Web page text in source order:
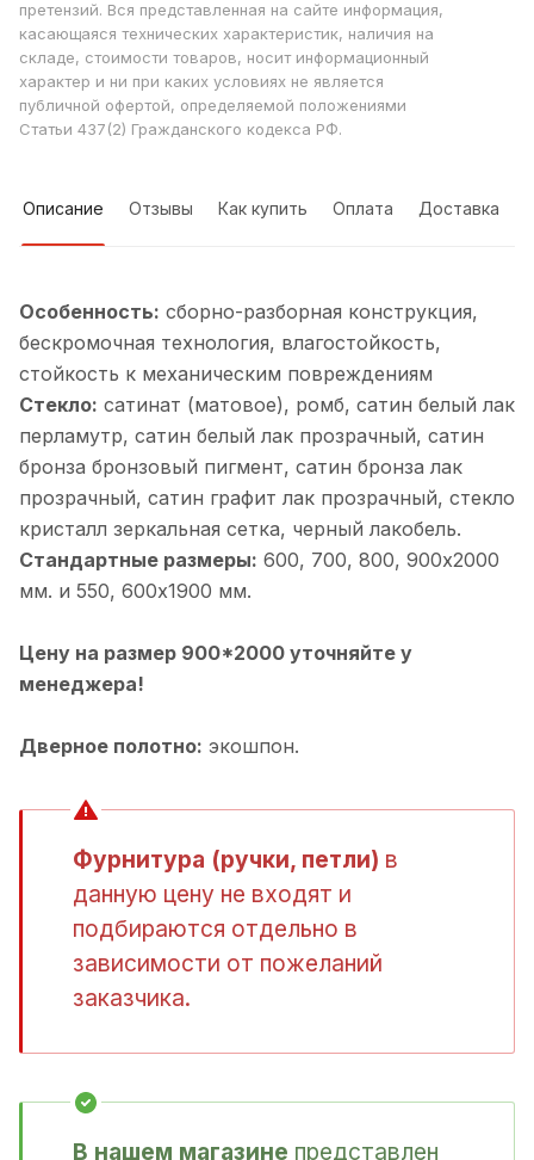
претензий. Вся представленная на сайте информация,
касающаяся технических характеристик, наличия на
складе, стоимости товаров, носит информационный
характер и ни при каких условиях не является
публичной офертой, определяемой положениями
Статьи 437(2) Гражданского кодекса РФ.
Описание Отзывы Как купить Оплата Доставка
Особенность: cборно-разборная конструкция,
бескромочная технология, влагостойкость,
стойкость к механическим повреждениям
Стекло: сатинат (матовое), ромб, cатин белый лак
перламутр, cатин белый лак прозрачный, cатин
бронза бронзовый пигмент, cатин бронза лак
прозрачный, cатин графит лак прозрачный, cтекло
кристалл зеркальная сетка, черный лакобель.
Стандартные размеры: 600, 700, 800, 900х2000
мм. и 550, 600х1900 мм.
Цену на размер 900*2000 уточняйте у
менеджера!
Дверное полотно: экошпон.
Фурнитура (ручки, петли) в
данную цену не входят и
подбираются отдельно в
зависимости от пожеланий
заказчика.
В нашем магазине представлен